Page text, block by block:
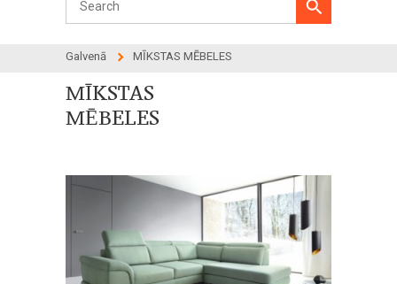
Galvenā MĪKSTAS MĒBELES
MĪKSTAS
MĒBELES
524 products